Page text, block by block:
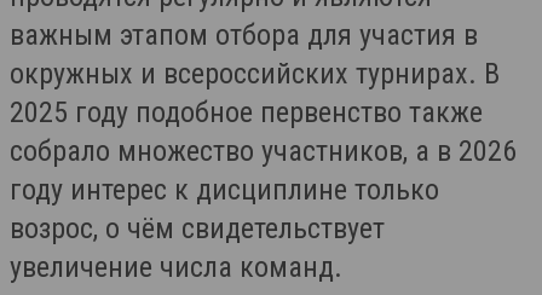
важным этапом отбора для участия в
окружных и всероссийских турнирах. В
2025 году подобное первенство также
собрало множество участников, а в 2026
году интерес к дисциплине только
возрос, о чём свидетельствует
увеличение числа команд.